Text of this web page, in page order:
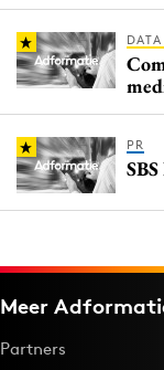
PR
Meer
Partners